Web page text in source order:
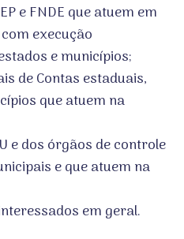
e FNDE que atuem em
execução
e municípios;
de Contas estaduais,
que atuem na
e dos órgãos de controle
e que atuem na
em geral.